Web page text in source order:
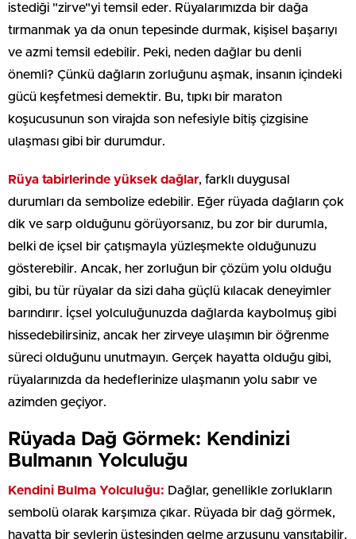
istediği "zirve"yi temsil eder. Rüyalarımızda bir dağa
tırmanmak ya da onun tepesinde durmak, kişisel başarıyı
ve azmi temsil edebilir. Peki, neden dağlar bu denli
önemli? Çünkü dağların zorluğunu aşmak, insanın içindeki
gücü keşfetmesi demektir. Bu, tıpkı bir maraton
koşucusunun son virajda son nefesiyle bitiş çizgisine
ulaşması gibi bir durumdur.
Rüya tabirlerinde yüksek dağlar, farklı duygusal
durumları da sembolize edebilir. Eğer rüyada dağların çok
dik ve sarp olduğunu görüyorsanız, bu zor bir durumla,
belki de içsel bir çatışmayla yüzleşmekte olduğunuzu
gösterebilir. Ancak, her zorluğun bir çözüm yolu olduğu
gibi, bu tür rüyalar da sizi daha güçlü kılacak deneyimler
barındırır. İçsel yolculuğunuzda dağlarda kaybolmuş gibi
hissedebilirsiniz, ancak her zirveye ulaşımın bir öğrenme
süreci olduğunu unutmayın. Gerçek hayatta olduğu gibi,
rüyalarınızda da hedeflerinize ulaşmanın yolu sabır ve
azimden geçiyor.
Rüyada Dağ Görmek: Kendinizi
Bulmanın Yolculuğu
Kendini Bulma Yolculuğu: Dağlar, genellikle zorlukların
sembolü olarak karşımıza çıkar. Rüyada bir dağ görmek,
hayatta bir şeylerin üstesinden gelme arzusunu yansıtabilir.